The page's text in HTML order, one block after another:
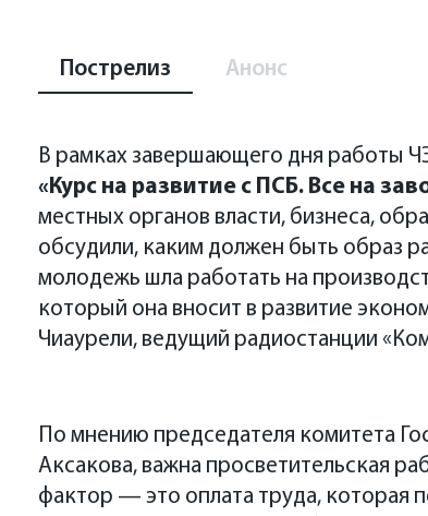
Пострелиз Анонс
В рамках завершающего дня работы
«Курс на развитие с ПСБ. Все на
местных органов власти, бизнеса,
обсудили, каким должен быть образ
молодежь шла работать на
который она вносит в развитие
Чиаурели, ведущий радиостанции
По мнению председателя комитета
Аксакова, важна просветительская
фактор — это оплата труда, которая